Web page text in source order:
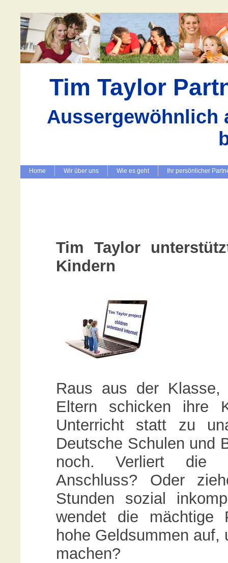
Tim Taylor
Aussergewöhnlich
Home Wir über uns Wie es geht Ihr persönlicher
Tim Taylor
Kindern
Raus aus der Klasse,
Eltern schicken ihre
Unterricht statt zu
Deutsche Schulen und
noch. Verliert die
Anschluss? Oder
Stunden sozial
wendet die mächtige
hohe Geldsummen
machen?